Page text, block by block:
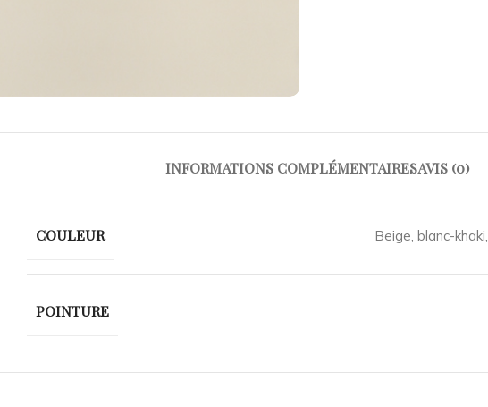
INFORMATIONS COMPLÉMENTAIRESAVIS (0)
COULEUR Beige, blanc-khaki,
POINTURE